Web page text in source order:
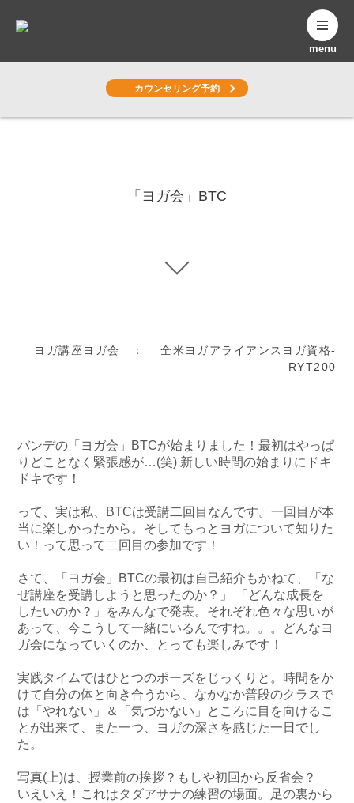
menu
カウンセリング予約
「ヨガ会」BTC
ヨガ講座ヨガ会 ： 全米ヨガアライアンスヨガ資格-
RYT200
バンデの「ヨガ会」BTCが始まりました！最初はやっぱ
りどことなく緊張感が…(笑) 新しい時間の始まりにドキ
ドキです！
って、実は私、BTCは受講二回目なんです。一回目が本
当に楽しかったから。そしてもっとヨガについて知りた
い！って思って二回目の参加です！
さて、「ヨガ会」BTCの最初は自己紹介もかねて、「な
ぜ講座を受講しようと思ったのか？」 「どんな成長を
したいのか？」をみんなで発表。それぞれ色々な思いが
あって、今こうして一緒にいるんですね。。。どんなヨ
ガ会になっていくのか、とっても楽しみです！
実践タイムではひとつのポーズをじっくりと。時間をか
けて自分の体と向き合うから、なかなか普段のクラスで
は「やれない」＆「気づかない」ところに目を向けるこ
とが出来て、また一つ、ヨガの深さを感じた一日でし
た。
写真(上)は、授業前の挨拶？もしや初回から反省会？
いえいえ！これはタダアサナの練習の場面。足の裏から